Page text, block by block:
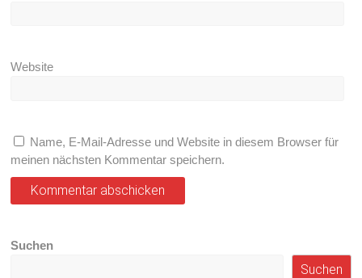
Website
Name, E-Mail-Adresse und Website in diesem Browser für
meinen nächsten Kommentar speichern.
Suchen
Suchen